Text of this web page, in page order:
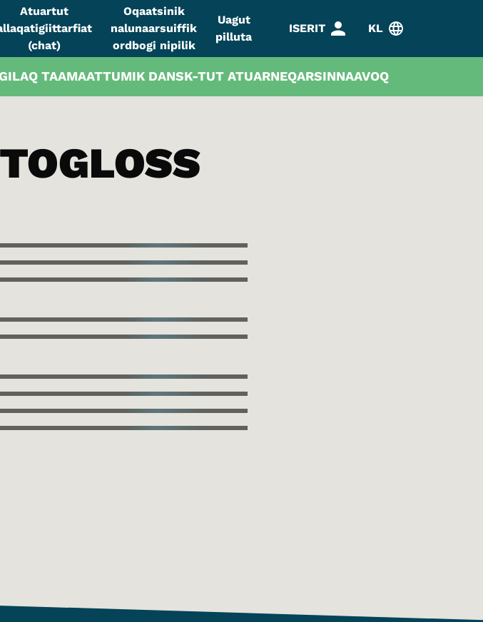
Atuartut
(chat)
Oqaatsinik
nalunaarsuiffik
ordbogi nipilik
Uagut
pilluta
ISERIT KL
TAAMAATTUMIK DANSK-TUT ATUARNEQARSINNAAVOQ